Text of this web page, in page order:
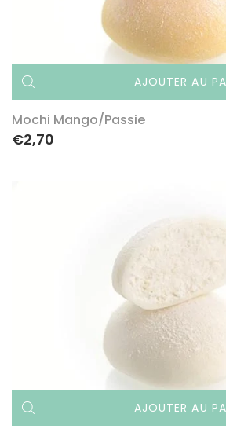
AJOUTER AU
Mochi Mango/passie
€2,70
AJOUTER AU